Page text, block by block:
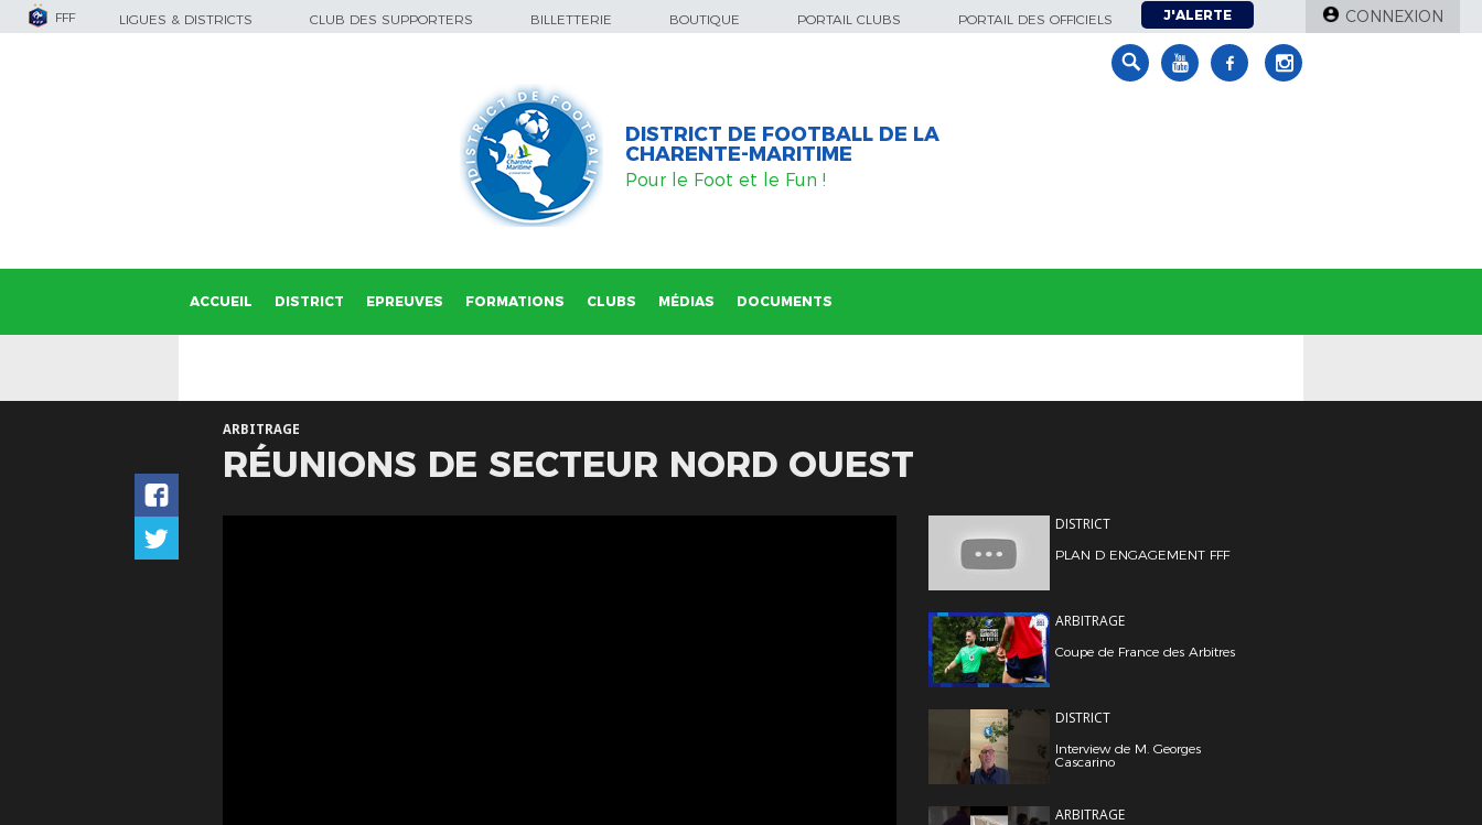
FFF LIGUES & DISTRICTS CLUB DES SUPPORTERS BILLETTERIE BOUTIQUE PORTAIL CLUBS PORTAIL DES OFFICIELS J'ALERTE CONNEXION
DISTRICT DE FOOTBALL DE LA
CHARENTE-MARITIME
Pour le Foot et le Fun !
ACCUEIL DISTRICT EPREUVES FORMATIONS CLUBS MÉDIAS DOCUMENTS
ARBITRAGE
RÉUNIONS DE SECTEUR NORD OUEST
DISTRICT
PLAN D ENGAGEMENT FFF
ARBITRAGE
Coupe de France des Arbitres
DISTRICT
Interview de M. Georges
Cascarino
ARBITRAGE